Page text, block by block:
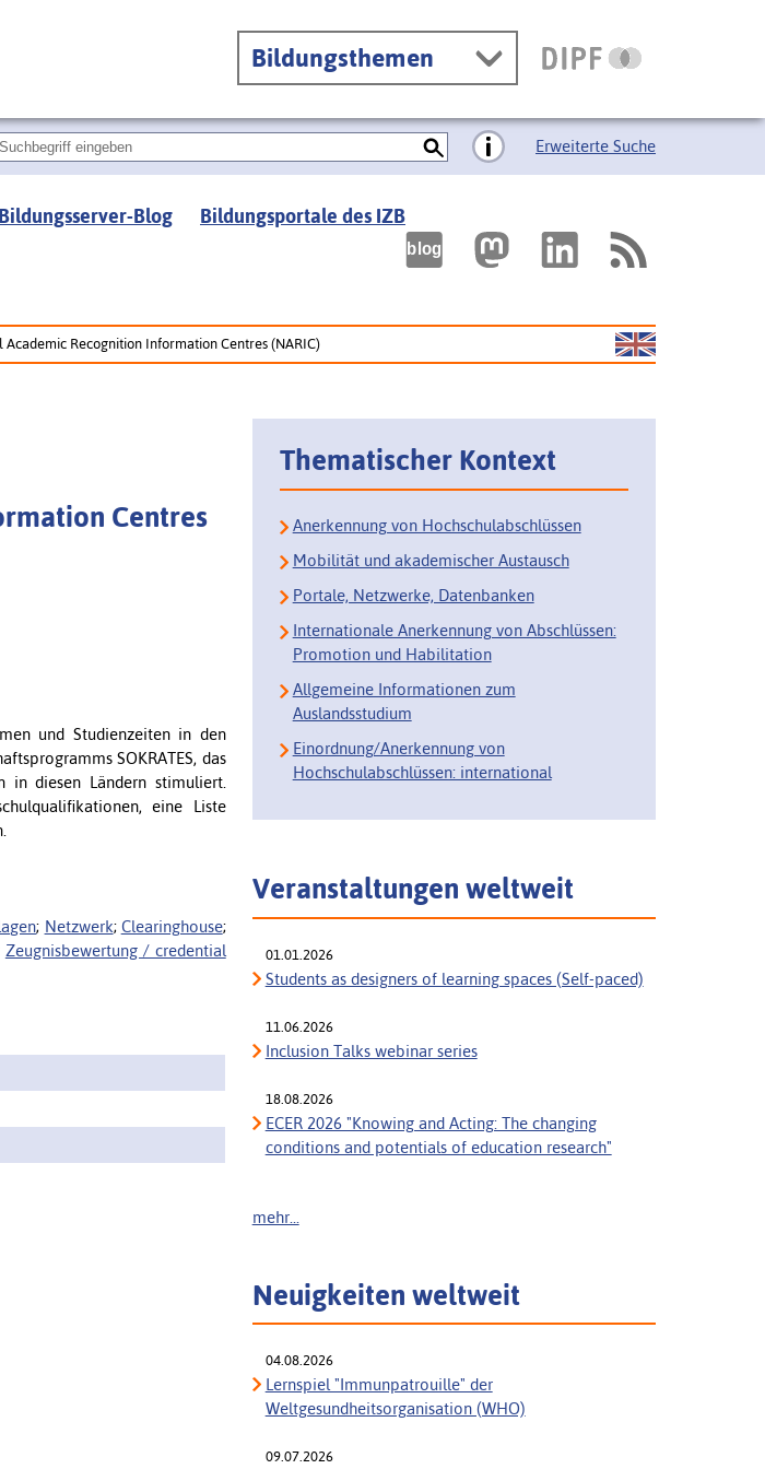
Bildungsthemen
Erweiterte Suche
Bildungsserver-Blog Bildungsportale des IZB
Recognition Information Centres (NARIC)
Centres
und Studienzeiten in den
SOKRATES, das
in diesen Ländern stimuliert.
eine Liste
; Netzwerk; Clearinghouse;
Zeugnisbewertung / credential
Thematischer Kontext
Anerkennung von Hochschulabschlüssen
Mobilität und akademischer Austausch
Portale, Netzwerke, Datenbanken
Internationale Anerkennung von Abschlüssen:
Promotion und Habilitation
Allgemeine Informationen zum
Auslandsstudium
Einordnung/Anerkennung von
Hochschulabschlüssen: international
Veranstaltungen weltweit
01.01.2026
Students as designers of learning spaces (Self-paced)
11.06.2026
Inclusion Talks webinar series
18.08.2026
ECER 2026 "Knowing and Acting: The changing
conditions and potentials of education research"
mehr...
Neuigkeiten weltweit
04.08.2026
Lernspiel "Immunpatrouille" der
Weltgesundheitsorganisation (WHO)
09.07.2026